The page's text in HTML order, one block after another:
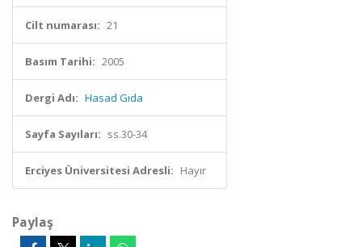
Cilt numarası: 21
Basım Tarihi: 2005
Dergi Adı: Hasad Gıda
Sayfa Sayıları: ss.30-34
Erciyes Üniversitesi Adresli: Hayır
Paylaş